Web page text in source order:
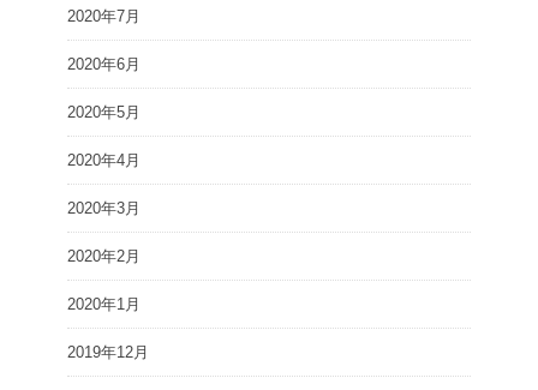
2020年7月
2020年6月
2020年5月
2020年4月
2020年3月
2020年2月
2020年1月
2019年12月